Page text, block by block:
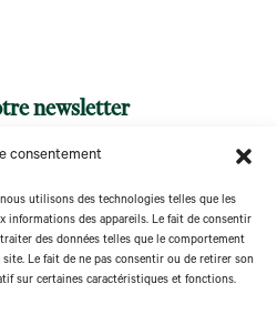
consentement
utilisons des technologies telles que les
informations des appareils. Le fait de consentir
des données telles que le comportement
Le fait de ne pas consentir ou de retirer son
sur certaines caractéristiques et fonctions.
newsletter